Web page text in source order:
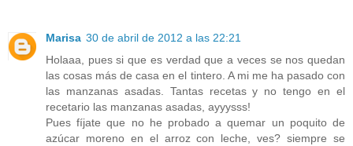
Marisa 30 de abril de 2012 a las 22:21
Holaaa, pues si que es verdad que a veces se nos quedan
las cosas más de casa en el tintero. A mi me ha pasado con
las manzanas asadas. Tantas recetas y no tengo en el
recetario las manzanas asadas, ayyysss!
Pues fíjate que no he probado a quemar un poquito de
azúcar moreno en el arroz con leche, ves? siempre se